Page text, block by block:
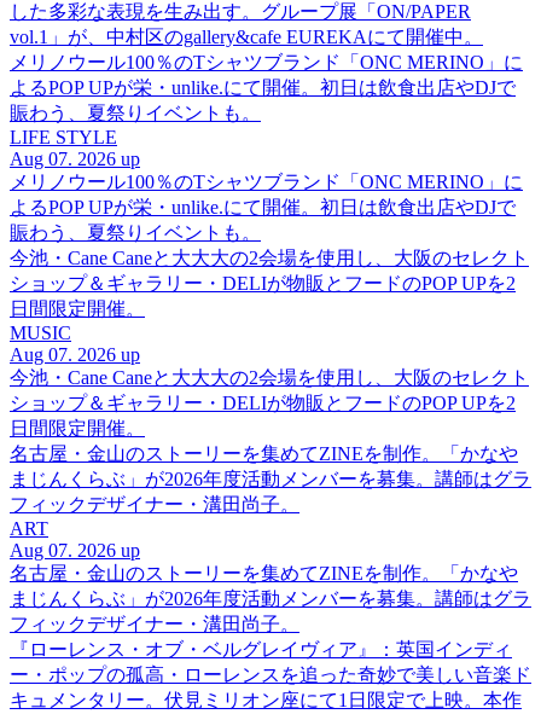
した多彩な表現を生み出す。グループ展「ON/PAPER
vol.1」が、中村区のgallery&cafe EUREKAにて開催中。
メリノウール100％のTシャツブランド「ONC MERINO」に
よるPOP UPが栄・unlike.にて開催。初日は飲食出店やDJで
賑わう、夏祭りイベントも。
LIFE STYLE
Aug 07. 2026 up
メリノウール100％のTシャツブランド「ONC MERINO」に
よるPOP UPが栄・unlike.にて開催。初日は飲食出店やDJで
賑わう、夏祭りイベントも。
今池・Cane Caneと大大大の2会場を使用し、大阪のセレクト
ショップ＆ギャラリー・DELIが物販とフードのPOP UPを2
日間限定開催。
MUSIC
Aug 07. 2026 up
今池・Cane Caneと大大大の2会場を使用し、大阪のセレクト
ショップ＆ギャラリー・DELIが物販とフードのPOP UPを2
日間限定開催。
名古屋・金山のストーリーを集めてZINEを制作。「かなや
まじんくらぶ」が2026年度活動メンバーを募集。講師はグラ
フィックデザイナー・溝田尚子。
ART
Aug 07. 2026 up
名古屋・金山のストーリーを集めてZINEを制作。「かなや
まじんくらぶ」が2026年度活動メンバーを募集。講師はグラ
フィックデザイナー・溝田尚子。
『ローレンス・オブ・ベルグレイヴィア』：英国インディ
ー・ポップの孤高・ローレンスを追った奇妙で美しい音楽ド
キュメンタリー。伏見ミリオン座にて1日限定で上映。本作